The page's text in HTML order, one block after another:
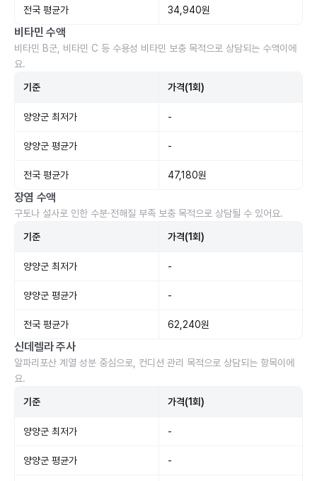
전국 평균가 34,940원
비타민 수액
비타민 B군, 비타민 C 등 수용성 비타민 보충 목적으로 상담되는 수액이에
요.
기준 가격(1회)
양양군 최저가 -
양양군 평균가 -
전국 평균가 47,180원
장염 수액
구토나 설사로 인한 수분·전해질 부족 보충 목적으로 상담될 수 있어요.
기준 가격(1회)
양양군 최저가 -
양양군 평균가 -
전국 평균가 62,240원
신데렐라 주사
알파리포산 계열 성분 중심으로, 컨디션 관리 목적으로 상담되는 항목이에
요.
기준 가격(1회)
양양군 최저가 -
양양군 평균가 -